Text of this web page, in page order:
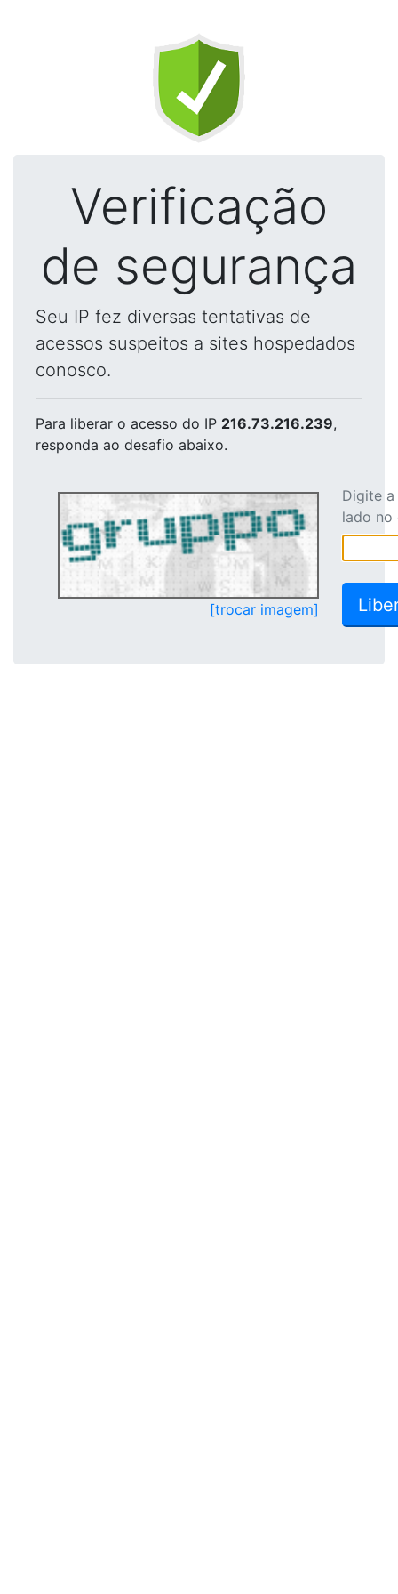
Verificação
de segurança
Seu IP fez diversas tentativas de
acessos suspeitos a sites hospedados
conosco.
Para liberar o acesso do IP 216.73.216.239,
responda ao desafio abaixo.
[trocar imagem]
Digite
lado no